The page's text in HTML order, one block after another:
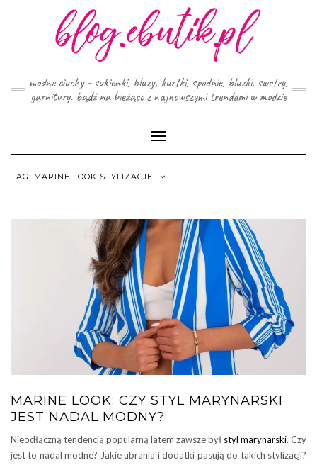
modne ciuchy - sukienki, bluzy, kurtki, spodnie, bluzki, swetry,
garnitury. bądź na bieżąco z najnowszymi trendami w modzie
Toggle
Navigation
TAG: MARINE LOOK STYLIZACJE
MARINE LOOK: CZY STYL MARYNARSKI
JEST NADAL MODNY?
Nieodłączną tendencją popularną latem zawsze był styl marynarski. Czy
jest to nadal modne? Jakie ubrania i dodatki pasują do takich stylizacji?